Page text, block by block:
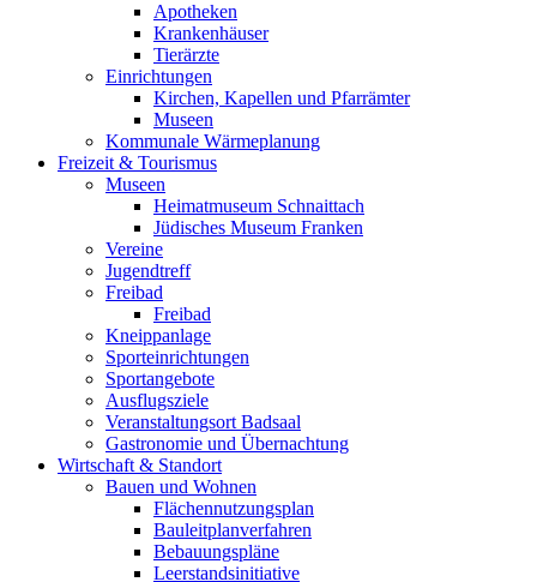
Apotheken
Krankenhäuser
Tierärzte
Einrichtungen
Kirchen, Kapellen und Pfarrämter
Museen
Kommunale Wärmeplanung
Freizeit & Tourismus
Museen
Heimatmuseum Schnaittach
Jüdisches Museum Franken
Vereine
Jugendtreff
Freibad
Freibad
Kneippanlage
Sporteinrichtungen
Sportangebote
Ausflugsziele
Veranstaltungsort Badsaal
Gastronomie und Übernachtung
Wirtschaft & Standort
Bauen und Wohnen
Flächennutzungsplan
Bauleitplanverfahren
Bebauungspläne
Leerstandsinitiative